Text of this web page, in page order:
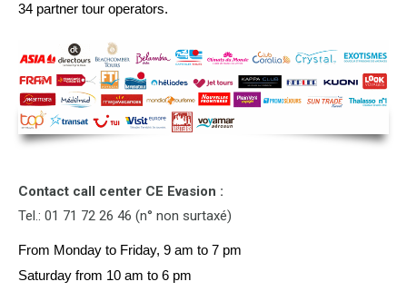
34 partner tour operators.
Contact call center CE Evasion :
Tel.: 01 71 72 26 46 (n° non surtaxé)
From Monday to Friday, 9 am to 7 pm
Saturday from 10 am to 6 pm